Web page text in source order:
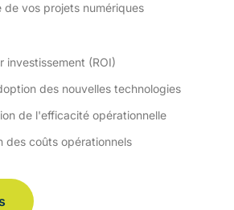
de vos projets numériques
investissement (ROI)
des nouvelles technologies
de l'efficacité opérationnelle
des coûts opérationnels